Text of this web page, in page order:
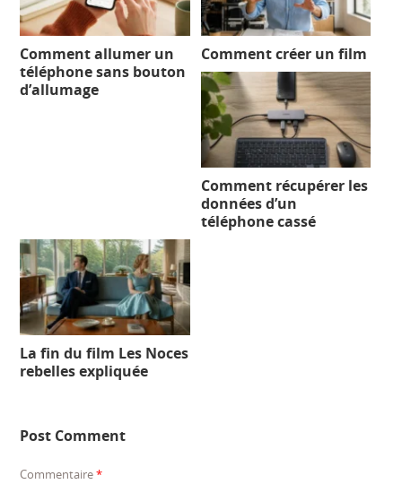
Comment allumer un
téléphone sans bouton
d’allumage
Comment créer un film
Comment récupérer les
données d’un
téléphone cassé
La fin du film Les Noces
rebelles expliquée
Post Comment
Commentaire*